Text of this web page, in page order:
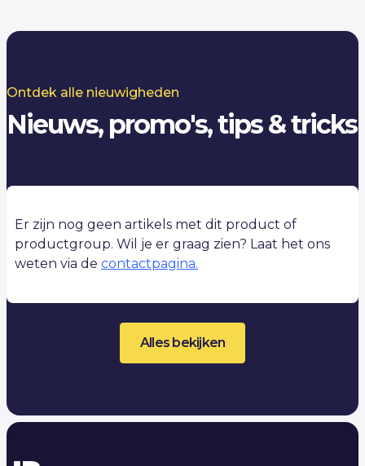
Ontdek alle nieuwigheden
Nieuws, promo's, tips & tricks
Er zijn nog geen artikels met dit product of
productgroup. Wil je er graag zien? Laat het ons
weten via de contactpagina.
Alles bekijken